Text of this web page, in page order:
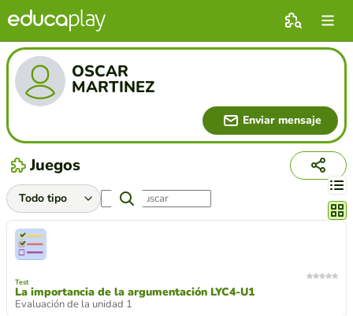
OSCAR
MARTINEZ
Enviar mensaje
Juegos
Test
La importancia de la argumentación LYC4-U1
Evaluación de la unidad 1